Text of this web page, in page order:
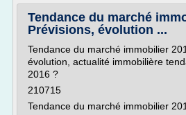
Tendance du marché
Prévisions, évolution ...
Tendance du marché immobilier
évolution, actualité immobilière
2016 ?
210715
Tendance du marché immobilier